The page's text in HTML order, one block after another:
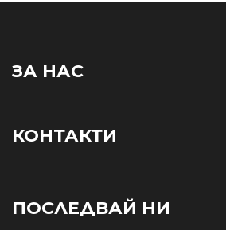
ЗА НАС
КОНТАКТИ
ПОСЛЕДВАЙ НИ